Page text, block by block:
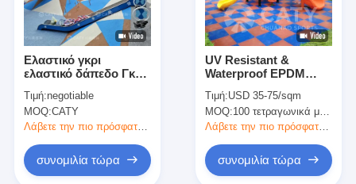
Περίπου εμείς
Γύρος εργοστασίων
Μας ελάτε σε επαφή με
Ειδήσεις
Ελαστικό γκρι
ελαστικό δάπεδο Γκρι
χώρο παιχνιδιού
Τιμή:negotiable
MOQ:CATY
Λάβετε την πιο πρόσφατη τιμή
συνομιλία τώρα
UV Resistant &
Waterproof EPDM
Outdoor Playground
School and Sports
Center
Τιμή:USD 35-75/sqm
MOQ:100 τετραγωνικά μέτρα
Λάβετε την πιο πρόσφατη τιμή
συνομιλία τώρα